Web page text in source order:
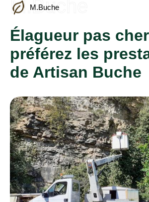
M.Buche
M.Buche
Élagueur pas
préférez les
de Artisan Buche